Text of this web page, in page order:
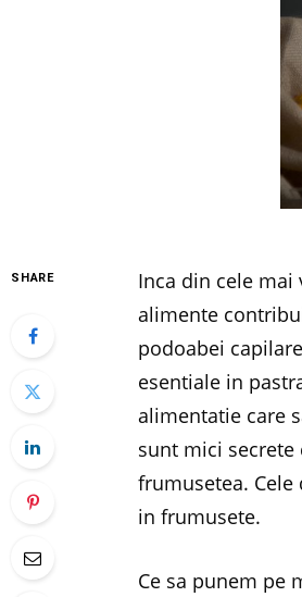
SHARE
Inca din cele
alimente
podoabei
esentiale in
alimentatie care
sunt mici secrete
frumusetea.
in frumusete.
Ce sa punem pe